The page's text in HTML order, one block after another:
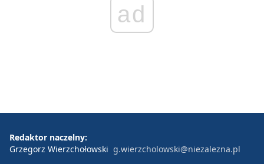
ad
Redaktor naczelny:
Grzegorz Wierzchołowski g.wierzcholowski@niezalezna.pl